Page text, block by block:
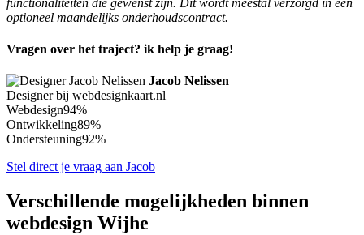
optioneel maandelijks onderhoudscontract.
Vragen over het traject? ik help je graag!
Jacob Nelissen
Designer bij webdesignkaart.nl
Webdesign94%
Ontwikkeling89%
Ondersteuning92%
Stel direct je vraag aan Jacob
Verschillende mogelijkheden binnen
webdesign Wijhe